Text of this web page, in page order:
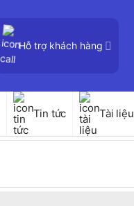
Hỗ trợ khách hàng
Tin tức Tài liệu